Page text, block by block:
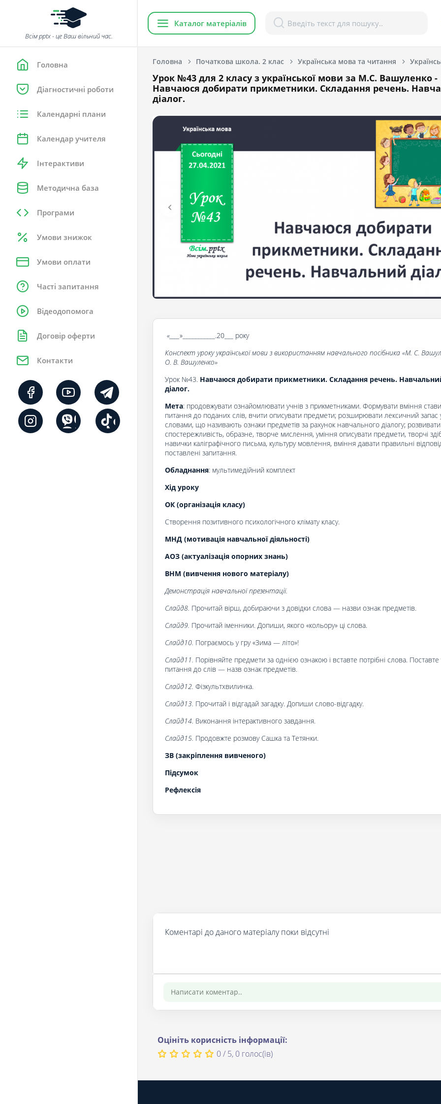
Всім pptx - це Ваш вільний час.
Головна
Діагностичні роботи
Календарні плани
Календар учителя
Інтерактиви
Методична база
Програми
Умови знижок
Умови оплати
Часті запитання
Відеодопомога
Договір оферти
Контакти
Каталог матеріалів
Головна Початкова школа. 2 клас Українська мова та читання
Урок №43 для 2 класу з української мови за М.С. Вашуленко -
Навчаюся добирати прикметники. Складання речень.
діалог.
«____ »___________.20___ року
Конспект уроку української мови з використанням навчального посібника «М. С.
О. В. Вашуленко»
Урок №43. Навчаюся добирати прикметники. Складання речень.
діалог.
Мета: продовжувати ознайомлювати учнів з прикметниками. Формувати вміння
питання до поданих слів, вчити описувати предмети; розширювати лексичний запас
словами, що називають ознаки предметів за рахунок навчального діалогу; розвивати
спостережливість, образне, творче мислення, уміння описувати предмети, творчі
навички каліграфічного письма, культуру мовлення, вміння давати правильні
поставлені запитання.
Обладнання: мультимедійний комплект
Хід уроку
ОК (організація класу)
Створення позитивного психологічного клімату класу.
МНД (мотивація навчальної діяльності)
АОЗ (актуалізація опорних знань)
ВНМ (вивчення нового матеріалу)
Демонстрація навчальної презентації.
Слайд8. Прочитай вірш, добираючи з довідки слова — назви ознак предметів.
Слайд9. Прочитай іменники. Допиши, якого «кольору» ці слова.
Слайд10. Пограємось у гру «Зима — літо»!
Слайд11. Порівняйте предмети за однією ознакою і вставте потрібні слова.
питання до слів — назв ознак предметів.
Слайд12. Фізкультхвилинка.
Слайд13. Прочитай і відгадай загадку. Допиши слово-відгадку.
Слайд14. Виконання інтерактивного завдання.
Слайд15. Продовжте розмову Cашка та Тетянки.
ЗВ (закріплення вивченого)
Підсумок
Рефлексія
Коментарі до даного матеріалу поки відсутні
Оцініть корисність інформації:
0 / 5, 0 голос(ів)